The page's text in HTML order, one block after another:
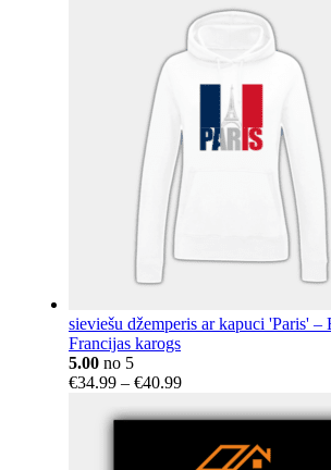
€18.15
through
sieviešu džemperis ar kapuci 'Paris' –
Francijas karogs
5.00 no 5
€34.99 – €40.99Price
€34.99
through
€40.99